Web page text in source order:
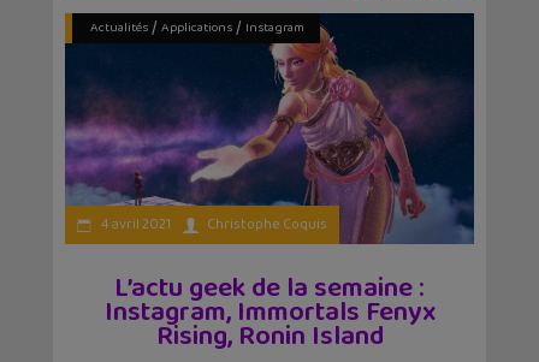
Actualités/ Applications/ Instagram
4 avril 2021 Christophe Coquis
L’actu geek de la semaine :
Instagram, Immortals Fenyx
Rising, Ronin Island